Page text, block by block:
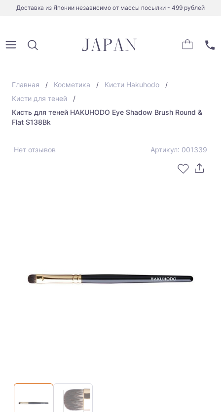
Доставка из Японии независимо от массы посылки - 499 рублей
Главная Косметика
Кисти Hakuhodo
Кисти для теней
Кисть для теней HAKUHODO Eye Shadow Brush Round &
Flat S138Bk
Нет отзывов Артикул: 001339